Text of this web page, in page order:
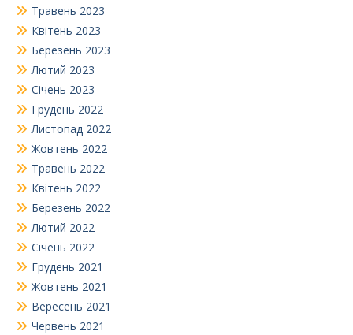
Травень 2023
Квітень 2023
Березень 2023
Лютий 2023
Січень 2023
Грудень 2022
Листопад 2022
Жовтень 2022
Травень 2022
Квітень 2022
Березень 2022
Лютий 2022
Січень 2022
Грудень 2021
Жовтень 2021
Вересень 2021
Червень 2021